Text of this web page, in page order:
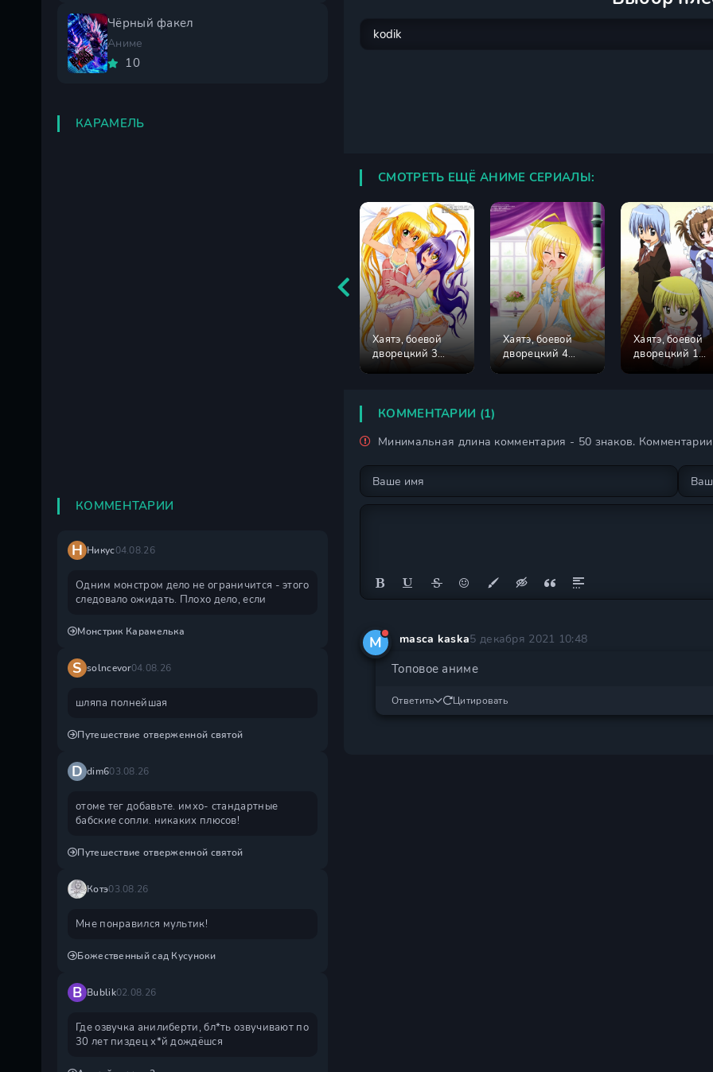
СМОТРЕТЬ ЕЩЁ АНИМЕ СЕРИАЛЫ:
Хаятэ, боевой
дворецкий 3
Хаятэ, боевой
дворецкий 4
Хаятэ, боевой
дворецкий 1
сезон
КОММЕНТАРИИ (1)
Минимальная длина комментария - 50 знаков.
M masca kaska5 декабря 2021 10:48
Топовое аниме
Ответить Цитировать
Чёрный факел
Аниме
10
КАРАМЕЛЬ
КОММЕНТАРИИ
Н Никус04.08.26
Одним монстром дело не ограничится - этого
следовало ожидать. Плохо дело, если
Монстрик Карамелька
S solncevor04.08.26
шляпа полнейшая
Путешествие отверженной святой
D dim603.08.26
отоме тег добавьте. имхо- стандартные
бабские сопли. никаких плюсов!
Путешествие отверженной святой
Котэ03.08.26
Мне понравился мультик!
Божественный сад Кусуноки
B Bublik02.08.26
Где озвучка анилиберти, бл*ть озвучивают по
30 лет пиздец х*й дождëшся